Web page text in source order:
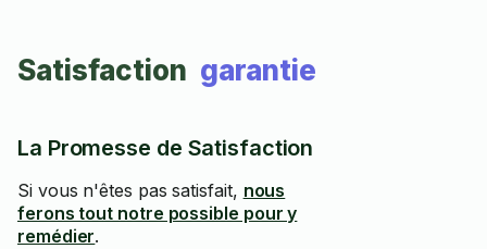
Satisfaction garantie
La Promesse de Satisfaction
Si vous n'êtes pas satisfait, nous
ferons tout notre possible pour y
remédier.